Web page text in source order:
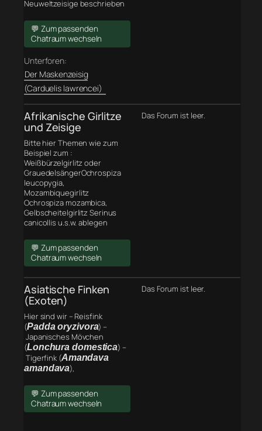
Neuweltzeisige beschrieben
💬 Zum passenden
Chatraum wechseln
Unterforen:
Der Maskenzeisig
(Carduelis lawrencei)
Afrikanische Girlitze
und Zeisige
Bitte hier Themen wie zum
Beispiel zum :
Weißbürzelgirlitz oder
GrauedelsängerOchrospiza
leucopygia,
Mozambiquegirlitz
Ochrospiza mozambica,
Gelbscheitelgirlitz Serinus
canicollis u.s.w. ablegen
💬 Zum passenden
Chatraum wechseln
Das Forum ist leer.
Asiatische Finken
(Exoten)
Hier sind wir – Reisfink
(Padda oryzivora) –
Japanisches Mövchen
(Lonchura domestica) –
Tigerfink (Amandava
amandava),
💬 Zum passenden
Chatraum wechseln
Das Forum ist leer.